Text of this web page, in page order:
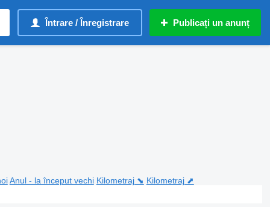
Întrare / Înregistrare Publicați un anunț
Anul - la început vechi Kilometraj ⬊ Kilometraj ⬈